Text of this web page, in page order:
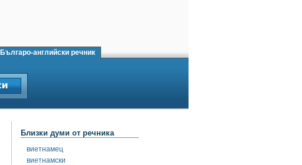
Българо-английски речник
Близки думи от речника
виетнамец
виетнамски